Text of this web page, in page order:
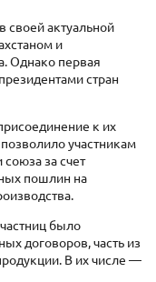
актуальной
и
Однако первая
стран
к их
участникам
союза за счет
пошлин на
было
договоров, часть из
В их числе —